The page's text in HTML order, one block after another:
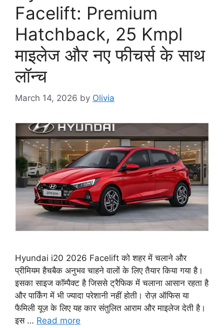
Facelift: Premium
Hatchback, 25 Kmpl
माइलेज और नए फीचर्स के साथ
लॉन्च
March 14, 2026 by Olivia
Hyundai i20 2026 Facelift को शहर में चलाने और
प्रीमियम हैचबैक अनुभव चाहने वालों के लिए तैयार किया गया है।
इसका साइज कॉम्पैक्ट है जिससे ट्रैफिक में चलाना आसान रहता है
और पार्किंग में भी ज्यादा परेशानी नहीं होती। रोज़ ऑफिस या
फैमिली यूज़ के लिए यह कार संतुलित आराम और माइलेज देती है।
इस … Read more